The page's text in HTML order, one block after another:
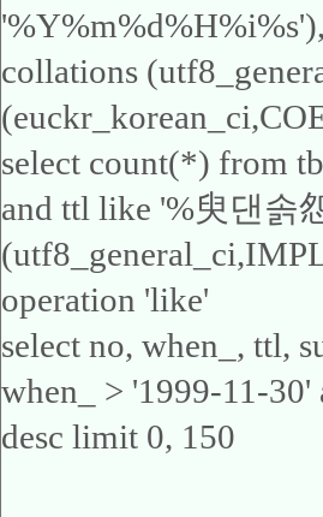
collations
select count(*) from
and ttl like '%臾댄솕
operation 'like'
select no, when_, ttl,
when_ > '1999-11-
desc limit 0, 150